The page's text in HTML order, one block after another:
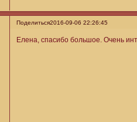
Поделиться2016-09-06 22:26:45
Елена, спасибо большое. Очень